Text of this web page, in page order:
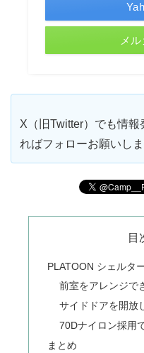
メ
X（旧Twitter）でも情
ればフォローお願いしま
目
PLATOON シェルタ
前室をアレンジで
サイドドアを開放
70Dナイロン採用
まとめ